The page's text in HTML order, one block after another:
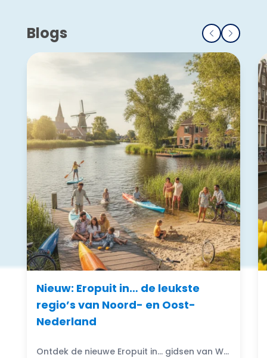
Blogs
Nieuw: Eropuit in… de leukste
regio’s van Noord- en Oost-
Nederland
Ontdek de nieuwe Eropuit in... gidsen van WattedoenVandaag. Compacte A5-gidsen boordevol uitjes, natuur, horeca en tips uit de regio.